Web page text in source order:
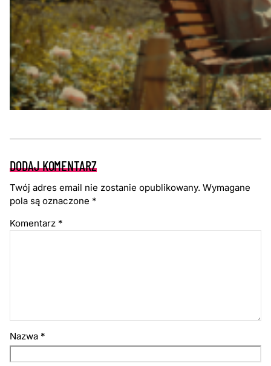
DODAJ KOMENTARZ
Twój adres email nie zostanie opublikowany. Wymagane
pola są oznaczone *
Komentarz *
Nazwa *